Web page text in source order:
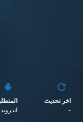
اخر تحديث
-
اندرويد 4.4